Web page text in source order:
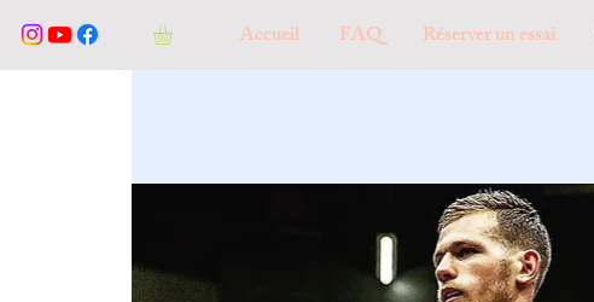
Accueil FAQ Réserver un essai